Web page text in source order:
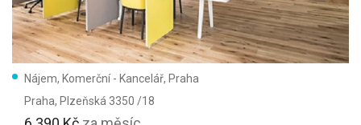
Nájem, Komerční - Kancelář, Praha
Praha, Plzeňská 3350 /18